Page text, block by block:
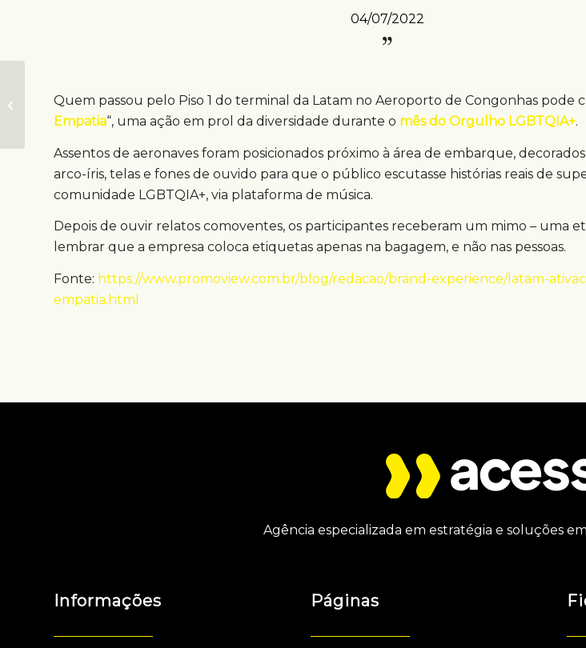
04/07/2022
Quem passou pelo Piso 1 do terminal da Latam no Aeroporto de Congonhas pode
Empatia“, uma ação em prol da diversidade durante o mês do Orgulho LGBTQIA+.
Assentos de aeronaves foram posicionados próximo à área de embarque,
arco-íris, telas e fones de ouvido para que o público escutasse histórias reais de
comunidade LGBTQIA+, via plataforma de música.
Depois de ouvir relatos comoventes, os participantes receberam um mimo – uma
lembrar que a empresa coloca etiquetas apenas na bagagem, e não nas pessoas.
Fonte: https://www.promoview.com.br/blog/redacao/brand-experience/latam-
empatia.html
Agência especializada em estratégia e soluções
Informações Páginas
ocupa Teatro Jardim
Botânico do RJ